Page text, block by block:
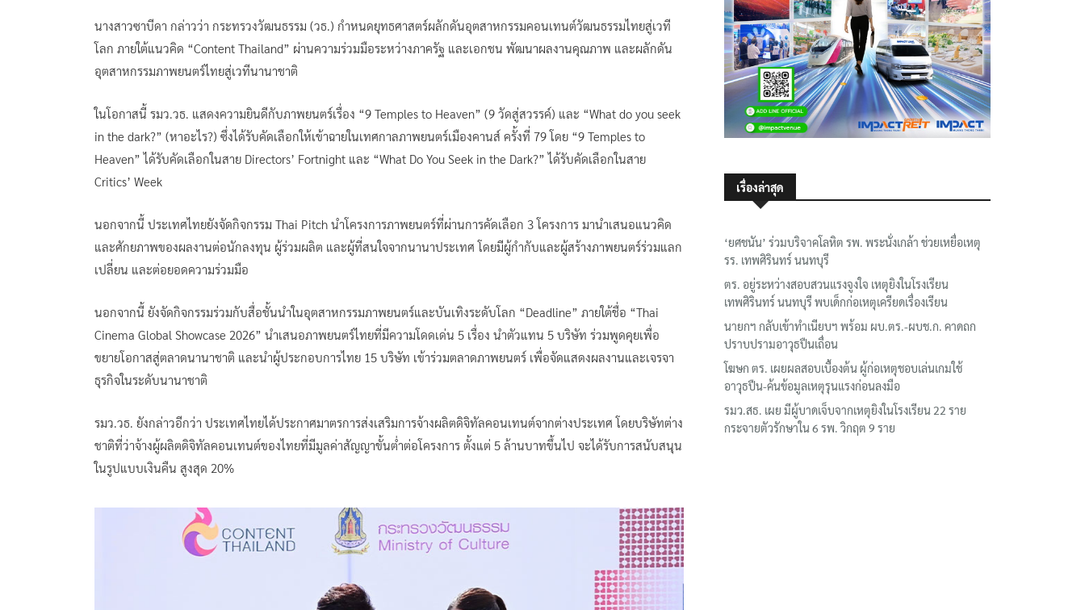
นางสาวซาบีดา กล่าวว่า กระทรวงวัฒนธรรม (วธ.) กำหนดยุทธศาสตร์ผลักดันอุตสาหกรรมคอนเทนต์วัฒนธรรมไทยสู่เวที
โลก ภายใต้แนวคิด “Content Thailand” ผ่านความร่วมมือระหว่างภาครัฐ และเอกชน พัฒนาผลงานคุณภาพ และผลักดัน
อุตสาหกรรมภาพยนตร์ไทยสู่เวทีนานาชาติ
ในโอกาสนี้ รมว.วธ. แสดงความยินดีกับภาพยนตร์เรื่อง “9 Temples to Heaven” (9 วัดสู่สวรรค์) และ “What do you seek
in the dark?” (หาอะไร?) ซึ่งได้รับคัดเลือกให้เข้าฉายในเทศกาลภาพยนตร์เมืองคานส์ ครั้งที่ 79 โดย “9 Temples to
Heaven” ได้รับคัดเลือกในสาย Directors’ Fortnight และ “What Do You Seek in the Dark?” ได้รับคัดเลือกในสาย
Critics’ Week
นอกจากนี้ ประเทศไทยยังจัดกิจกรรม Thai Pitch นำโครงการภาพยนตร์ที่ผ่านการคัดเลือก 3 โครงการ มานำเสนอแนวคิด
และศักยภาพของผลงานต่อนักลงทุน ผู้ร่วมผลิต และผู้ที่สนใจจากนานาประเทศ โดยมีผู้กำกับและผู้สร้างภาพยนตร์ร่วมแลก
เปลี่ยน และต่อยอดความร่วมมือ
นอกจากนี้ ยังจัดกิจกรรมร่วมกับสื่อชั้นนำในอุตสาหกรรมภาพยนตร์และบันเทิงระดับโลก “Deadline” ภายใต้ชื่อ “Thai
Cinema Global Showcase 2026” นำเสนอภาพยนตร์ไทยที่มีความโดดเด่น 5 เรื่อง นำตัวแทน 5 บริษัท ร่วมพูดคุยเพื่อ
ขยายโอกาสสู่ตลาดนานาชาติ และนำผู้ประกอบการไทย 15 บริษัท เข้าร่วมตลาดภาพยนตร์ เพื่อจัดแสดงผลงานและเจรจา
ธุรกิจในระดับนานาชาติ
รมว.วธ. ยังกล่าวอีกว่า ประเทศไทยได้ประกาศมาตรการส่งเสริมการจ้างผลิตดิจิทัลคอนเทนต์จากต่างประเทศ โดยบริษัทต่าง
ชาติที่ว่าจ้างผู้ผลิตดิจิทัลคอนเทนต์ของไทยที่มีมูลค่าสัญญาขั้นต่ำต่อโครงการ ตั้งแต่ 5 ล้านบาทขึ้นไป จะได้รับการสนับสนุน
ในรูปแบบเงินคืน สูงสุด 20%
เรื่องล่าสุด
‘ยศชนัน’ ร่วมบริจาคโลหิต รพ. พระนั่งเกล้า ช่วยเหยื่อเหตุ
รร. เทพศิรินทร์ นนทบุรี
ตร. อยู่ระหว่างสอบสวนแรงจูงใจ เหตุยิงในโรงเรียน
เทพศิรินทร์ นนทบุรี พบเด็กก่อเหตุเครียดเรื่องเรียน
นายกฯ กลับเข้าทำเนียบฯ พร้อม ผบ.ตร.-ผบช.ก. คาดถก
ปราบปรามอาวุธปืนเถื่อน
โฆษก ตร. เผยผลสอบเบื้องต้น ผู้ก่อเหตุชอบเล่นเกมใช้
อาวุธปืน-ค้นข้อมูลเหตุรุนแรงก่อนลงมือ
รมว.สธ. เผย มีผู้บาดเจ็บจากเหตุยิงในโรงเรียน 22 ราย
กระจายตัวรักษาใน 6 รพ. วิกฤต 9 ราย